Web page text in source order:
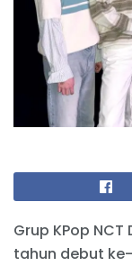
Grup KPop
tahun debut